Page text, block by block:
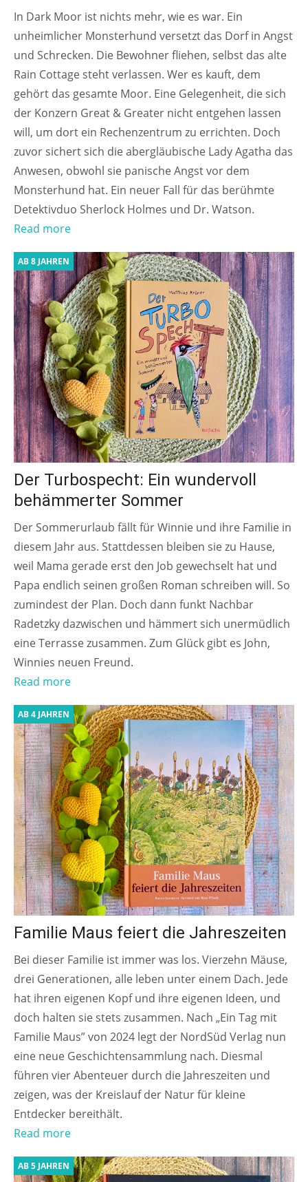
In Dark Moor ist nichts mehr, wie es war. Ein
unheimlicher Monsterhund versetzt das Dorf in Angst
und Schrecken. Die Bewohner fliehen, selbst das alte
Rain Cottage steht verlassen. Wer es kauft, dem
gehört das gesamte Moor. Eine Gelegenheit, die sich
der Konzern Great & Greater nicht entgehen lassen
will, um dort ein Rechenzentrum zu errichten. Doch
zuvor sichert sich die abergläubische Lady Agatha das
Anwesen, obwohl sie panische Angst vor dem
Monsterhund hat. Ein neuer Fall für das berühmte
Detektivduo Sherlock Holmes und Dr. Watson.
Read more
AB 8 JAHREN
Der Turbospecht: Ein wundervoll
behämmerter Sommer
Der Sommerurlaub fällt für Winnie und ihre Familie in
diesem Jahr aus. Stattdessen bleiben sie zu Hause,
weil Mama gerade erst den Job gewechselt hat und
Papa endlich seinen großen Roman schreiben will. So
zumindest der Plan. Doch dann funkt Nachbar
Radetzky dazwischen und hämmert sich unermüdlich
eine Terrasse zusammen. Zum Glück gibt es John,
Winnies neuen Freund.
Read more
AB 4 JAHREN
Familie Maus feiert die Jahreszeiten
Bei dieser Familie ist immer was los. Vierzehn Mäuse,
drei Generationen, alle leben unter einem Dach. Jede
hat ihren eigenen Kopf und ihre eigenen Ideen, und
doch halten sie stets zusammen. Nach „Ein Tag mit
Familie Maus” von 2024 legt der NordSüd Verlag nun
eine neue Geschichtensammlung nach. Diesmal
führen vier Abenteuer durch die Jahreszeiten und
zeigen, was der Kreislauf der Natur für kleine
Entdecker bereithält.
Read more
AB 5 JAHREN